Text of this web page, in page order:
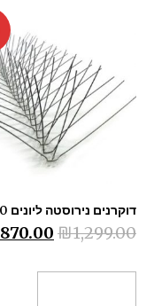
דוקרנים נירוסטה ליונים 100 יח
₪1,299.00
870.00